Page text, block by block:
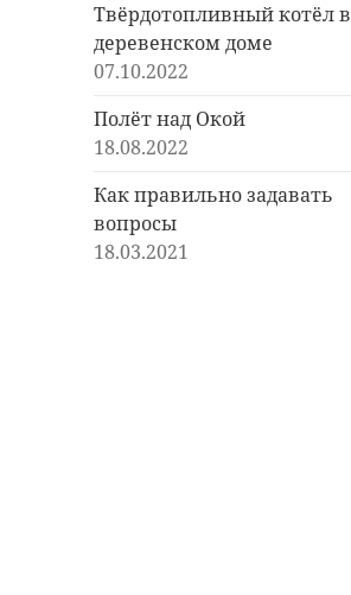
Твёрдотопливный котёл в
деревенском доме
07.10.2022
Полёт над Окой
18.08.2022
Как правильно задавать
вопросы
18.03.2021